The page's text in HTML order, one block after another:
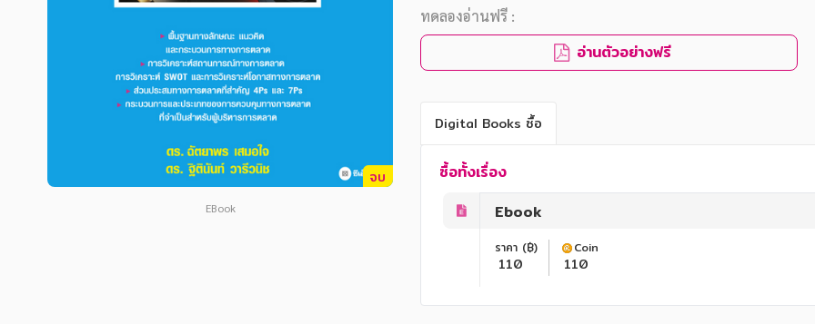
นิตยสาร หนังสือพิมพ์
วรรณกรรม
เทคโนโลยี การสื่อสาร วิทยาศาสตร์
นิตยสาร หนังสือพิมพ์
วรรณกรรม
เทคโนโลยี การสื่อสาร วิทยาศาสตร์
จบ
EBook
ทดลองอ่านฟรี :
อ่านตัวอย่างฟรี
Digital Books ซื้อ
ซื้อทั้งเรื่อง
Ebook
ราคา (฿)
110
Coin
110